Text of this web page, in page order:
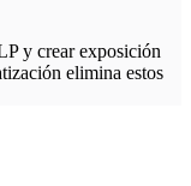
y crear exposición
elimina estos